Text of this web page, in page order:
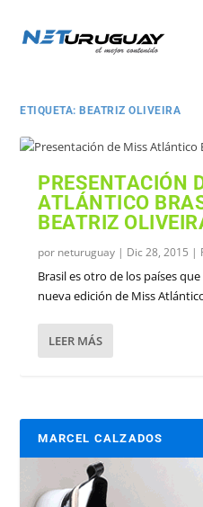
ETIQUETA: BEATRIZ OLIVEIRA
PRESENTACIÓN
ATLÁNTICO
BEATRIZ
por neturuguay | Dic 28, 2015 |
Brasil es otro de los países
nueva edición de Miss
LEER MÁS
MARCEL CALZADOS